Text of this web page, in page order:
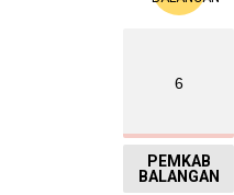
6
PEMKAB
BALANGAN